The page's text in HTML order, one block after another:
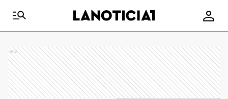
Ads